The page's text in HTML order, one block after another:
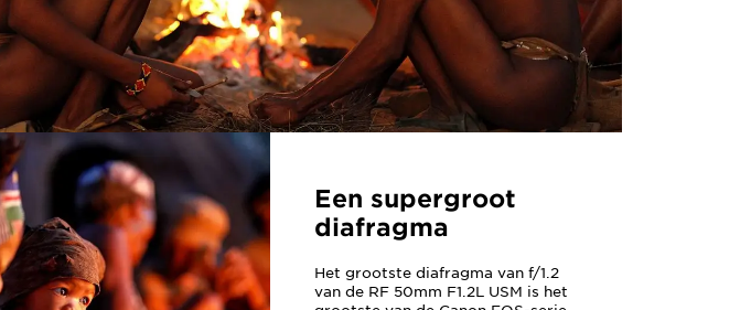
Een supergroot
diafragma
Het grootste diafragma van f/1.2
van de RF 50mm F1.2L USM is het